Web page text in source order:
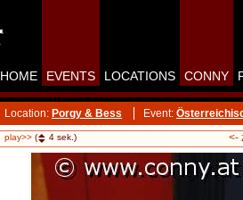
HOME EVENTS LOCATIONS CONNY
Location: Porgy & Bess Event:
play>> ( 4 sek.) <-